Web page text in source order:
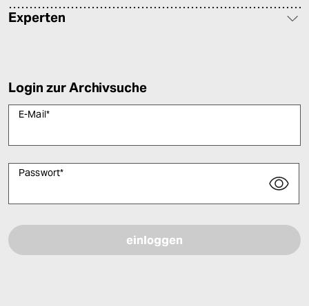
Experten
Login zur Archivsuche
E-Mail*
Passwort*